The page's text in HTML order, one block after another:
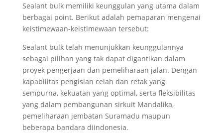
Sealant bulk memiliki keunggulan yang utama dalam
berbagai point. Berikut adalah pemaparan mengenai
keistimewaan-keistimewaan tersebut:
Sealant bulk telah menunjukkan keunggulannya
sebagai pilihan yang tak dapat digantikan dalam
proyek pengerjaan dan pemeliharaan jalan. Dengan
kapabilitas pengisian celah dan retak yang
sempurna, kekuatan yang optimal, serta fleksibilitas
yang dalam pembangunan sirkuit Mandalika,
pemeliharaan jembatan Suramadu maupun
beberapa bandara diindonesia.